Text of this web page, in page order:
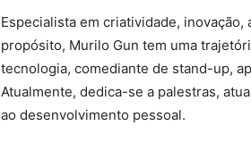
Especialista em criatividade,
propósito, Murilo Gun tem uma
tecnologia, comediante de stand-up,
Atualmente, dedica-se a palestras,
ao desenvolvimento pessoal.